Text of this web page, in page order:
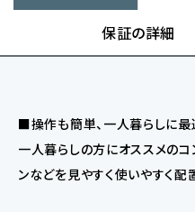
保証の詳細
■操作も簡単、一人暮らしに最
一人暮らしの方にオススメのコ
ンなどを見やすく使いやすく配